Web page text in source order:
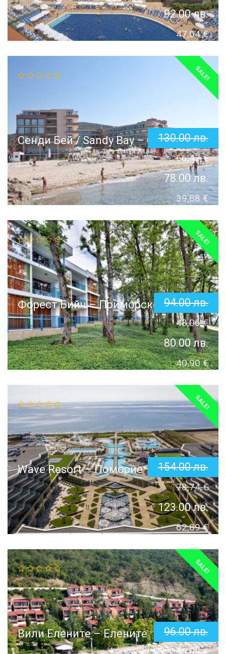
92.00лв.
47,04€
SALE!
Сенди Бей / Sandy Bay – Свети Влас
130.00лв.
66,47€
78.00лв.
39,88 €
SALE!
Форест Бийч – Приморско 94.00лв.
48,06€
80.00лв.
40,90€
SALE!
Wave Resort – Поморие 154.00лв.
78,74€
123.00лв.
62,89€
SALE!
Вили Елените – Елените 96.00лв.
49,08€